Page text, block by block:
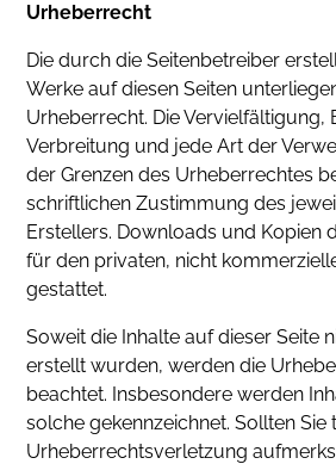
Urheberrecht
Die durch die Seitenbetreiber
Werke auf diesen Seiten
Urheberrecht. Die Vervielfältigung,
Verbreitung und jede Art der
der Grenzen des Urheberrechtes
schriftlichen Zustimmung des
Erstellers. Downloads und Kopien
für den privaten, nicht
gestattet.
Soweit die Inhalte auf dieser Seite
erstellt wurden, werden die
beachtet. Insbesondere werden
solche gekennzeichnet. Sollten
Urheberrechtsverletzung